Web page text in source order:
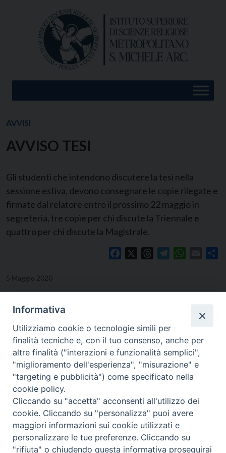
AVVISI
AVVISO TESI
Gli studenti che intendono discutere la tesi nella
sessione estiva, devono consegnare le copie rilegate e
firmate dal relatore entro il prossimo 22 maggio in
segreteria, tre copie per chi discute la Triennale e
quattro per chi discute la Magistrale.
Facebook ThreadsTelegramWhatsApp
Email
5 Maggio 2020
Viale Cristoforo Colombo, 101 - 71121 FOGGIA
Tel. e Fax 0881-727469
E-mail:segreteria@issr.foggia.it
Informativa
Utilizziamo cookie o tecnologie simili per
finalità tecniche e, con il tuo consenso, anche per
altre finalità ("interazioni e funzionalità semplici",
"miglioramento dell'esperienza", "misurazione" e
"targeting e pubblicità") come specificato nella
cookie policy.
Cliccando su "accetta" acconsenti all'utilizzo dei
cookie. Cliccando su "personalizza" puoi avere
maggiori informazioni sui cookie utilizzati e
personalizzare le tue preferenze. Cliccando su
"rifiuta" o chiudendo questa informativa proseguirai